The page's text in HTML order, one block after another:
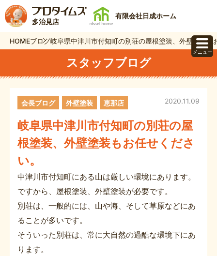
多治見店
有限会社日成ホーム
HOMEブログ岐阜県中津川市付知町の別荘の屋根塗装、外壁塗装も
スタッフブログ
岐阜県中津川市付知町の別荘の屋
根塗装、外壁塗装もお任せくださ
い。
2020.11.09
会長ブログ 外壁塗装 恵那店
中津川市付知町にある山は厳しい環境にあります。
ですから、屋根塗装、外壁塗装が必要です。
別荘は、一般的には、山や海、そして草原などにあ
ることが多いです。
そういった別荘は、常に大自然の過酷な環境下にあ
ります。
メニュー